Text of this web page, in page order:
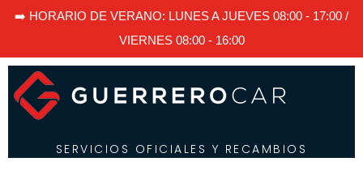
➡️ HORARIO DE VERANO: LUNES A JUEVES 08:00 - 17:00 /
VIERNES 08:00 - 16:00
SERVICIOS OFICIALES Y RECAMBIOS